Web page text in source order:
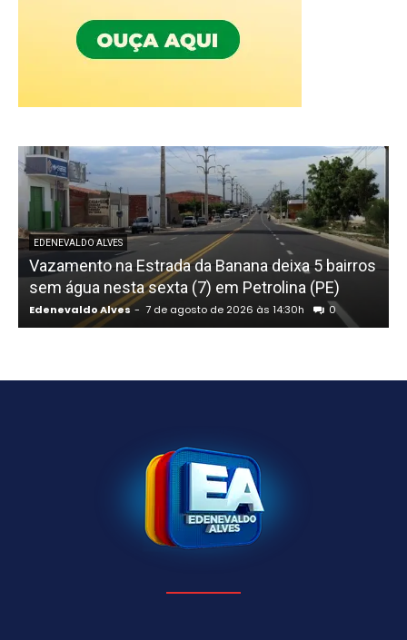
EDENEVALDO ALVES
Vazamento na Estrada da Banana deixa 5 bairros
sem água nesta sexta (7) em Petrolina (PE)
Edenevaldo Alves - 7 de agosto de 2026 às 14:30h 0